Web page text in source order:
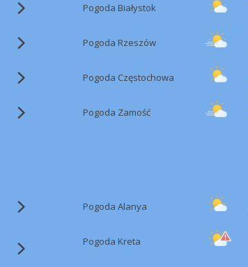
Pogoda Białystok
Pogoda Rzeszów
Pogoda Częstochowa
Pogoda Zamość
Pogoda Alanya
Pogoda Kreta